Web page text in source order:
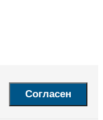
Согласен